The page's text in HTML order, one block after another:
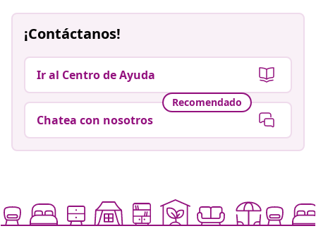
¡Contáctanos!
Ir al Centro de Ayuda
Recomendado
Chatea con nosotros